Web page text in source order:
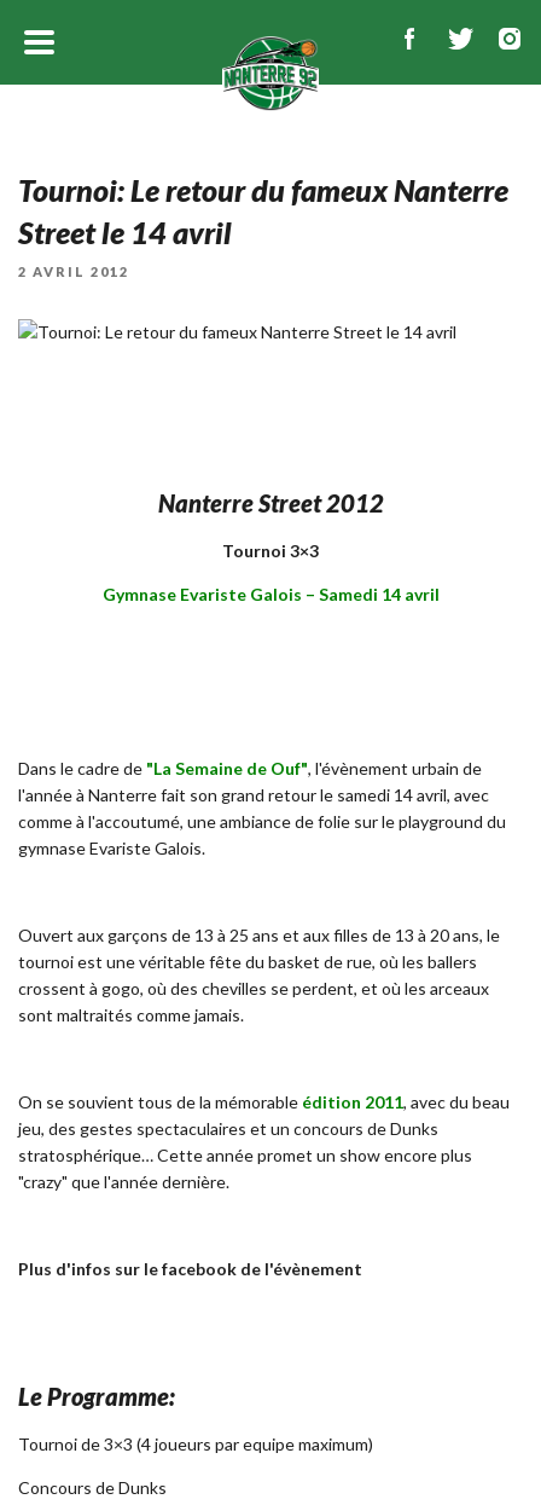
Tournoi: Le retour du fameux Nanterre
Street le 14 avril
PUBLIÉ
2 AVRIL 2012
Nanterre Street 2012
Tournoi 3×3
Gymnase Evariste Galois – Samedi 14 avril
Dans le cadre de "La Semaine de Ouf", l'évènement urbain de
l'année à Nanterre fait son grand retour le samedi 14 avril, avec
comme à l'accoutumé, une ambiance de folie sur le playground du
gymnase Evariste Galois.
Ouvert aux garçons de 13 à 25 ans et aux filles de 13 à 20 ans, le
tournoi est une véritable fête du basket de rue, où les ballers
crossent à gogo, où des chevilles se perdent, et où les arceaux
sont maltraités comme jamais.
On se souvient tous de la mémorable édition 2011, avec du beau
jeu, des gestes spectaculaires et un concours de Dunks
stratosphérique… Cette année promet un show encore plus
"crazy" que l'année dernière.
Plus d'infos sur le facebook de l'évènement
Le Programme:
Tournoi de 3×3 (4 joueurs par equipe maximum)
Concours de Dunks